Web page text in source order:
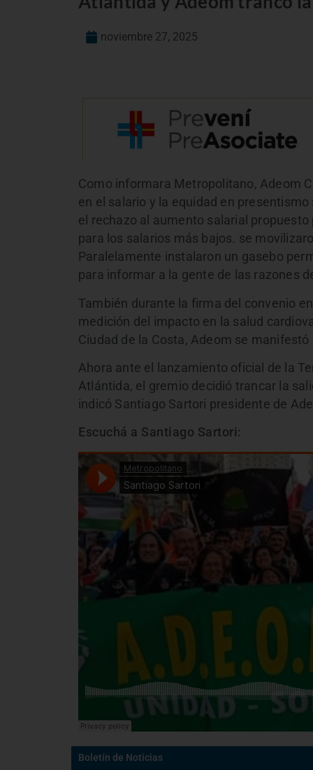
noviembre 27, 2025
Como informara Metropolitano, Adeom
en el salario y la equidad en
el rechazo al aumento salarial
para los salarios más bajos. se
Paralelamente instalaron un gasebo
para informar a la gente de las razones
También durante la firma del convenio
medición del impacto en la salud
Ciudad de la Costa, Adeom se
Ahora ante el lanzamiento oficial de la
Atlántida, el gremio decidió trancar la
indicó Santiago Sartori presidente de
Escuchá a Santiago Sartori:
Boletín de Noticias